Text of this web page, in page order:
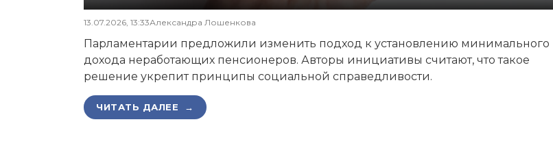
13.07.2026, 13:33Александра Лошенкова
Парламентарии предложили изменить подход к установлению минимального
дохода неработающих пенсионеров. Авторы инициативы считают, что такое
решение укрепит принципы социальной справедливости.
ЧИТАТЬ ДАЛЕЕ →